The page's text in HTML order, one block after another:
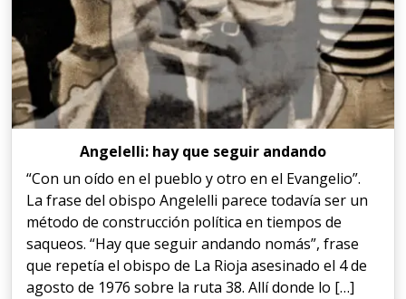
Angelelli: hay que seguir andando
“Con un oído en el pueblo y otro en el Evangelio”.
La frase del obispo Angelelli parece todavía ser un
método de construcción política en tiempos de
saqueos. “Hay que seguir andando nomás”, frase
que repetía el obispo de La Rioja asesinado el 4 de
agosto de 1976 sobre la ruta 38. Allí donde lo […]